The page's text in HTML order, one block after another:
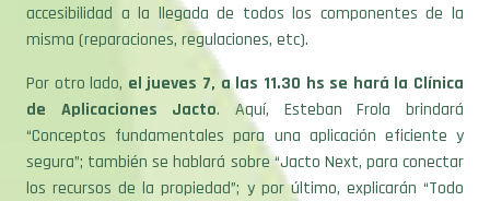
accesibilidad a la llegada de todos los componentes de la
misma (reparaciones, regulaciones, etc).
Por otro lado, el jueves 7, a las 11.30 hs se hará la Clínica
de Aplicaciones Jacto. Aquí, Esteban Frola brindará
“Conceptos fundamentales para una aplicación eficiente y
segura”; también se hablará sobre “Jacto Next, para conectar
los recursos de la propiedad”; y por último, explicarán “Todo